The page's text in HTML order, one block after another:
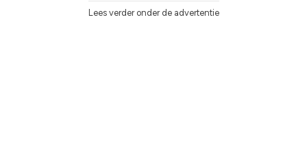
Lees verder onder de advertentie